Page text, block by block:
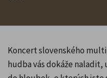
Koncert slovenského
hudba vás dokáže naladit,